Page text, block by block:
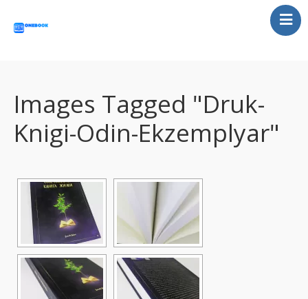
Отзывы
Контакты
UA
Images Tagged "druk-
Knigi-Odin-Ekzemplyar"